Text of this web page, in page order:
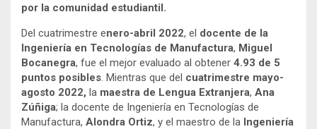
por la comunidad estudiantil.
Del cuatrimestre enero-abril 2022, el docente de la
Ingeniería en Tecnologías de Manufactura, Miguel
Bocanegra, fue el mejor evaluado al obtener 4.93 de 5
puntos posibles. Mientras que del cuatrimestre mayo-
agosto 2022, la maestra de Lengua Extranjera, Ana
Zúñiga; la docente de Ingeniería en Tecnologías de
Manufactura, Alondra Ortiz, y el maestro de la Ingeniería